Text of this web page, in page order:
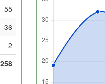
55
36
2
258